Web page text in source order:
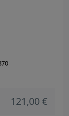
121,00 €